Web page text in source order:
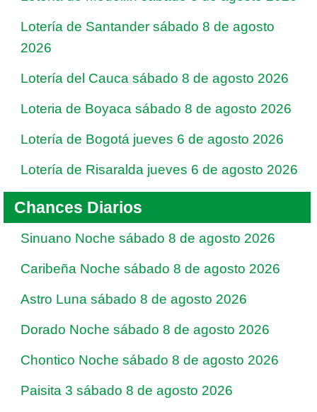
Lotería de Santander sábado 8 de agosto
2026
Lotería del Cauca sábado 8 de agosto 2026
Loteria de Boyaca sábado 8 de agosto 2026
Lotería de Bogotá jueves 6 de agosto 2026
Lotería de Risaralda jueves 6 de agosto 2026
Chances Diarios
Sinuano Noche sábado 8 de agosto 2026
Caribeña Noche sábado 8 de agosto 2026
Astro Luna sábado 8 de agosto 2026
Dorado Noche sábado 8 de agosto 2026
Chontico Noche sábado 8 de agosto 2026
Paisita 3 sábado 8 de agosto 2026